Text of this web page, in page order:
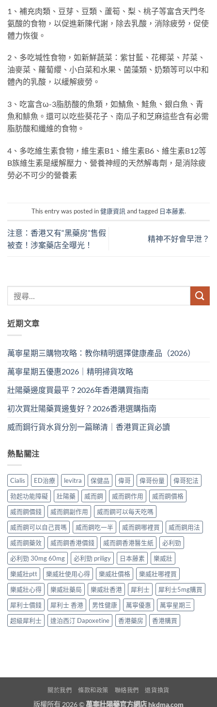
1、補充肉類、豆芽、豆類、蘆筍、梨、桃子等富含天門冬
氨酸的食物，以促進新陳代謝，除去乳酸，消除疲勞，促使
體力恢復。
2、多吃堿性食物，如新鮮蔬菜：紫甘藍、花椰菜、芹菜、
油麥菜、蘿蔔纓、小白菜和水果、菌藻類、奶類等可以中和
體內的乳酸，以緩解疲勞。
3、吃富含ω-3脂肪酸的魚類，如鯖魚、鮭魚、銀白魚、青
魚和鯡魚。還可以吃些葵花子、南瓜子和芝麻這些含有必需
脂肪酸和纖維的食物。
4、多吃維生素食物，維生素B1、維生素B6、維生素B12等
B族維生素是緩解壓力、營養神經的天然解毒劑，是消除疲
勞必不可少的營養素
This entry was posted in健康資訊 and tagged 日本藤素.
注意：香港又有“黑藥房”售假
被查！涉案藥店全曝光！
精神不好會早泄？
近期文章
萬寧星期三購物攻略：教你精明選擇健康產品（2026）
萬寧星期五優惠2026｜精明掃貨攻略
壯陽藥邊度買最平？2026年香港購買指南
初次買壯陽藥買邊隻好？2026香港選購指南
威而鋼行貨水貨分別一篇睇清｜香港買正貨必讀
熱點關注
Cialis ED治療 levitra 保健品 偉哥 偉哥份量
偉哥犯法
勃起功能障礙
壯陽藥 威而鋼 威而鋼作用
威而鋼價格
威而鋼價錢
威而鋼副作用
威而鋼可以每天吃嗎
威而鋼可以自己買嗎
威而鋼吃一半 威而鋼哪裡買
威而鋼用法
威而鋼藥效
威而鋼香港價錢 威而鋼香港醫生紙
必利勁
必利勁 30mg 60mg
必利勁 priligy 日本藤素
樂威壯
樂威壯ptt
樂威壯使用心得 樂威壯價格
樂威壯哪裡買
樂威壯心得
樂威壯藥局 樂威壯香港 犀利士
犀利士5mg購買
犀利士價錢
犀利士 香港 男性健康 萬寧優惠
萬寧星期三
超級犀利士
達泊西汀 Dapoxetine 香港藥房 香港購買
關於我們 條款和政策 聯絡我們 退貨換貨
版權所有 2026 © 萬寧壯陽藥官方網店 hkdma.com